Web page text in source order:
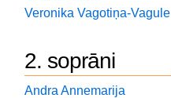
Veronika Vagotiņa-Vagule
2. soprāni
Andra Annemarija